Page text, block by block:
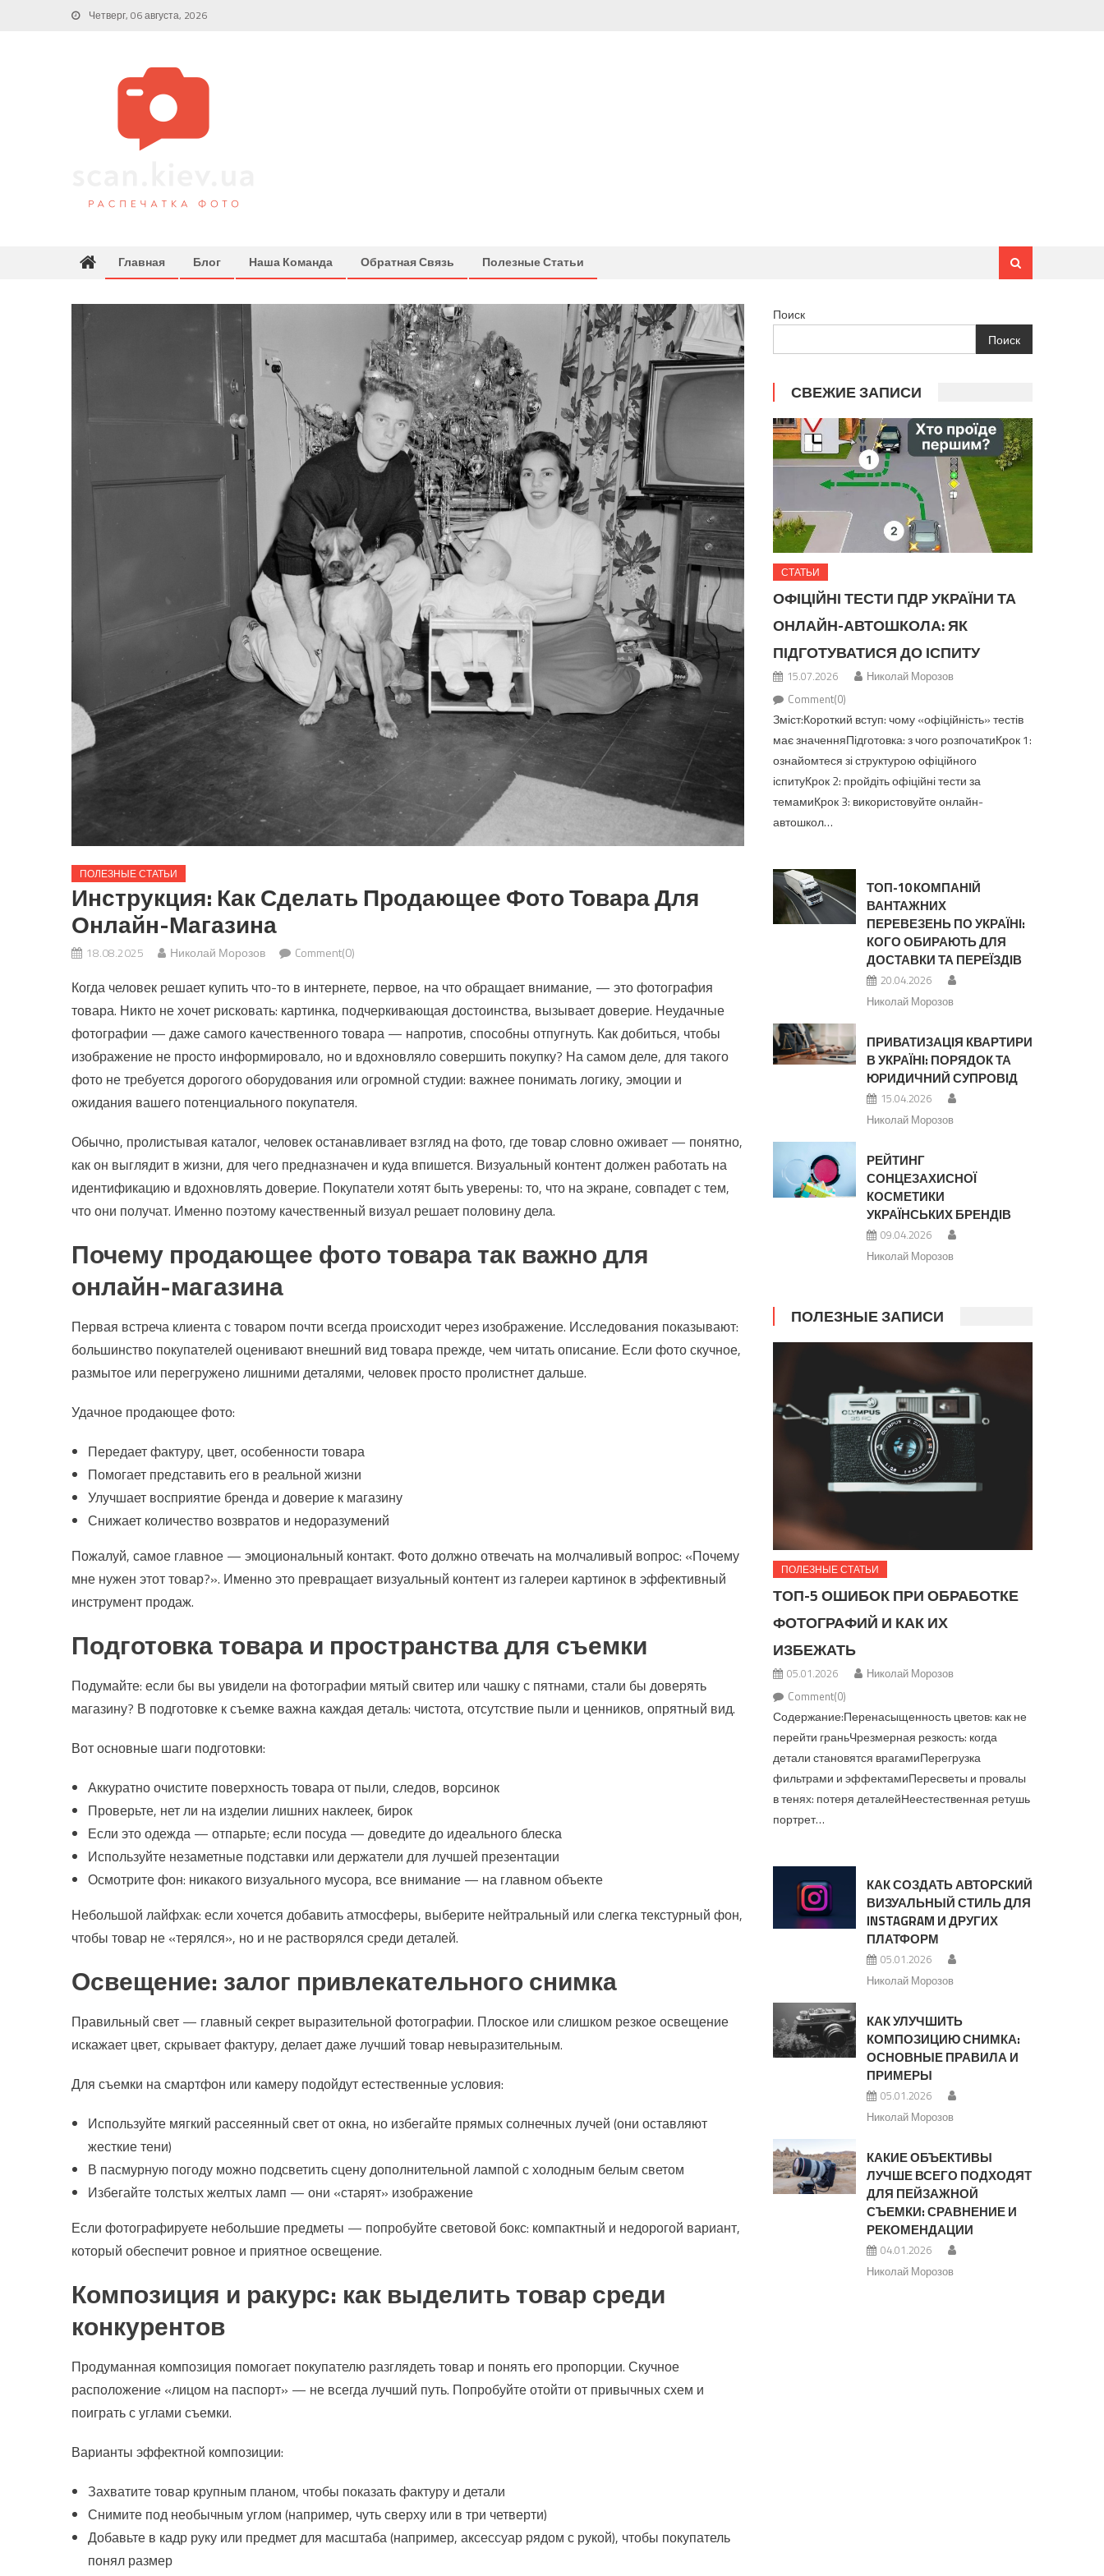
Четверг, 06 августа, 2026
Главная Блог Наша Команда Обратная Связь Полезные Статьи
ПОЛЕЗНЫЕ СТАТЬИ
Инструкция: Как Сделать Продающее Фото Товара Для
Онлайн-Магазина
18.08.2025 Николай Морозов Comment(0)
Когда человек решает купить что-то в интернете, первое, на что обращает внимание, — это фотография
товара. Никто не хочет рисковать: картинка, подчеркивающая достоинства, вызывает доверие. Неудачные
фотографии — даже самого качественного товара — напротив, способны отпугнуть. Как добиться, чтобы
изображение не просто информировало, но и вдохновляло совершить покупку? На самом деле, для такого
фото не требуется дорогого оборудования или огромной студии: важнее понимать логику, эмоции и
ожидания вашего потенциального покупателя.
Обычно, пролистывая каталог, человек останавливает взгляд на фото, где товар словно оживает — понятно,
как он выглядит в жизни, для чего предназначен и куда впишется. Визуальный контент должен работать на
идентификацию и вдохновлять доверие. Покупатели хотят быть уверены: то, что на экране, совпадет с тем,
что они получат. Именно поэтому качественный визуал решает половину дела.
Почему продающее фото товара так важно для
онлайн-магазина
Первая встреча клиента с товаром почти всегда происходит через изображение. Исследования показывают:
большинство покупателей оценивают внешний вид товара прежде, чем читать описание. Если фото скучное,
размытое или перегружено лишними деталями, человек просто пролистнет дальше.
Удачное продающее фото:
Передает фактуру, цвет, особенности товара
Помогает представить его в реальной жизни
Улучшает восприятие бренда и доверие к магазину
Снижает количество возвратов и недоразумений
Пожалуй, самое главное — эмоциональный контакт. Фото должно отвечать на молчаливый вопрос: «Почему
мне нужен этот товар?». Именно это превращает визуальный контент из галереи картинок в эффективный
инструмент продаж.
Подготовка товара и пространства для съемки
Подумайте: если бы вы увидели на фотографии мятый свитер или чашку с пятнами, стали бы доверять
магазину? В подготовке к съемке важна каждая деталь: чистота, отсутствие пыли и ценников, опрятный вид.
Вот основные шаги подготовки:
Аккуратно очистите поверхность товара от пыли, следов, ворсинок
Проверьте, нет ли на изделии лишних наклеек, бирок
Если это одежда — отпарьте; если посуда — доведите до идеального блеска
Используйте незаметные подставки или держатели для лучшей презентации
Осмотрите фон: никакого визуального мусора, все внимание — на главном объекте
Небольшой лайфхак: если хочется добавить атмосферы, выберите нейтральный или слегка текстурный фон,
чтобы товар не «терялся», но и не растворялся среди деталей.
Освещение: залог привлекательного снимка
Правильный свет — главный секрет выразительной фотографии. Плоское или слишком резкое освещение
искажает цвет, скрывает фактуру, делает даже лучший товар невыразительным.
Для съемки на смартфон или камеру подойдут естественные условия:
Используйте мягкий рассеянный свет от окна, но избегайте прямых солнечных лучей (они оставляют
жесткие тени)
В пасмурную погоду можно подсветить сцену дополнительной лампой с холодным белым светом
Избегайте толстых желтых ламп — они «старят» изображение
Если фотографируете небольшие предметы — попробуйте световой бокс: компактный и недорогой вариант,
который обеспечит ровное и приятное освещение.
Композиция и ракурс: как выделить товар среди
конкурентов
Продуманная композиция помогает покупателю разглядеть товар и понять его пропорции. Скучное
расположение «лицом на паспорт» — не всегда лучший путь. Попробуйте отойти от привычных схем и
поиграть с углами съемки.
Варианты эффектной композиции:
Захватите товар крупным планом, чтобы показать фактуру и детали
Снимите под необычным углом (например, чуть сверху или в три четверти)
Добавьте в кадр руку или предмет для масштаба (например, аксессуар рядом с рукой), чтобы покупатель
понял размер
Поиск
Поиск
СВЕЖИЕ ЗАПИСИ
СТАТЬИ
ОФІЦІЙНІ ТЕСТИ ПДР УКРАЇНИ ТА
ОНЛАЙН-АВТОШКОЛА: ЯК
ПІДГОТУВАТИСЯ ДО ІСПИТУ
15.07.2026
Николай Морозов
Comment(0)
Зміст:Короткий вступ: чому «офіційність» тестів
має значенняПідготовка: з чого розпочатиКрок 1:
ознайомтеся зі структурою офіційного
іспитуКрок 2: пройдіть офіційні тести за
темамиКрок 3: використовуйте онлайн-
автошкол…
ТОП-10 КОМПАНІЙ
ВАНТАЖНИХ
ПЕРЕВЕЗЕНЬ ПО УКРАЇНІ:
КОГО ОБИРАЮТЬ ДЛЯ
ДОСТАВКИ ТА ПЕРЕЇЗДІВ
20.04.2026
Николай Морозов
ПРИВАТИЗАЦІЯ КВАРТИРИ
В УКРАЇНІ: ПОРЯДОК ТА
ЮРИДИЧНИЙ СУПРОВІД
15.04.2026
Николай Морозов
РЕЙТИНГ
СОНЦЕЗАХИСНОЇ
КОСМЕТИКИ
УКРАЇНСЬКИХ БРЕНДІВ
09.04.2026
Николай Морозов
ПОЛЕЗНЫЕ ЗАПИСИ
ПОЛЕЗНЫЕ СТАТЬИ
ТОП-5 ОШИБОК ПРИ ОБРАБОТКЕ
ФОТОГРАФИЙ И КАК ИХ
ИЗБЕЖАТЬ
05.01.2026
Николай Морозов
Comment(0)
Содержание:Перенасыщенность цветов: как не
перейти граньЧрезмерная резкость: когда
детали становятся врагамиПерегрузка
фильтрами и эффектамиПересветы и провалы
в тенях: потеря деталейНеестественная ретушь
портрет…
КАК СОЗДАТЬ АВТОРСКИЙ
ВИЗУАЛЬНЫЙ СТИЛЬ ДЛЯ
INSTAGRAM И ДРУГИХ
ПЛАТФОРМ
05.01.2026
Николай Морозов
КАК УЛУЧШИТЬ
КОМПОЗИЦИЮ СНИМКА:
ОСНОВНЫЕ ПРАВИЛА И
ПРИМЕРЫ
05.01.2026
Николай Морозов
КАКИЕ ОБЪЕКТИВЫ
ЛУЧШЕ ВСЕГО ПОДХОДЯТ
ДЛЯ ПЕЙЗАЖНОЙ
СЪЕМКИ: СРАВНЕНИЕ И
РЕКОМЕНДАЦИИ
04.01.2026
Николай Морозов